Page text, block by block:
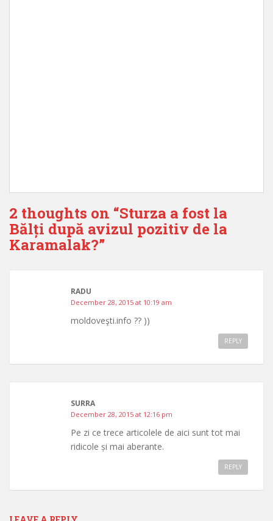
2 thoughts on “Sturza a fost la
Bălți după avizul pozitiv de la
Karamalak?”
RADU
December 28, 2015 at 10:19 am
moldoveşti.info ?? ))
REPLY
SURRA
December 28, 2015 at 12:16 pm
Pe zi ce trece articolele de aici sunt tot mai
ridicole și mai aberante.
REPLY